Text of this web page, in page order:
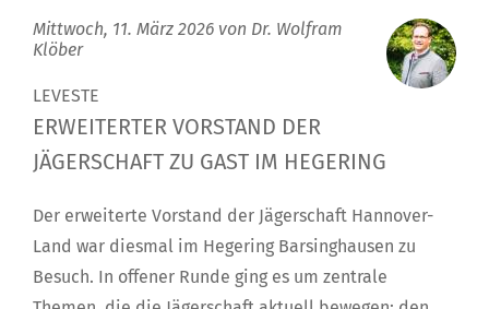
Mittwoch, 11. März 2026 von Dr. Wolfram
Klöber
LEVESTE
ERWEITERTER VORSTAND DER
JÄGERSCHAFT ZU GAST IM HEGERING
Der erweiterte Vorstand der Jägerschaft Hannover-
Land war diesmal im Hegering Barsinghausen zu
Besuch. In offener Runde ging es um zentrale